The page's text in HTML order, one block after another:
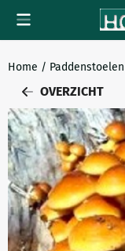
Cookievoorkeuren
Home /
OVERZICHT